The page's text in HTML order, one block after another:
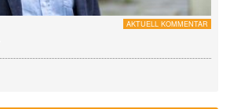
AKTUELL KOMMENTAR